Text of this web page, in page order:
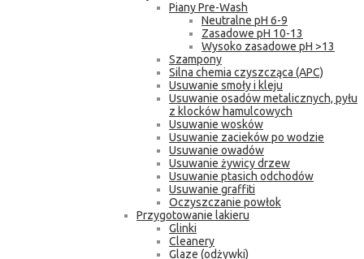
Piany Pre-Wash
Neutralne pH 6-9
Zasadowe pH 10-13
Wysoko zasadowe pH >13
Szampony
Silna chemia czyszcząca (APC)
Usuwanie smoły i kleju
Usuwanie osadów metalicznych, pyłu
z klocków hamulcowych
Usuwanie wosków
Usuwanie zacieków po wodzie
Usuwanie owadów
Usuwanie żywicy drzew
Usuwanie ptasich odchodów
Usuwanie graffiti
Oczyszczanie powłok
Przygotowanie lakieru
Glinki
Cleanery
Glaze (odżywki)